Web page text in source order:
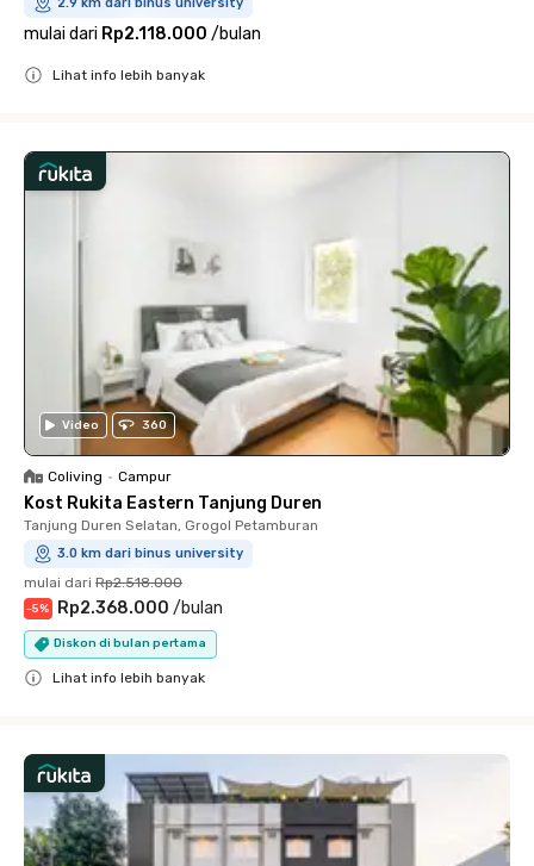
mulai dari Rp2.118.000 /bulan
Lihat info lebih banyak
Video 360
Coliving • Campur
Kost Rukita Eastern Tanjung Duren
Tanjung Duren Selatan, Grogol Petamburan
3.0 km dari binus university
mulai dari Rp2.518.000
-5% Rp2.368.000 /bulan
Diskon di bulan pertama
Lihat info lebih banyak